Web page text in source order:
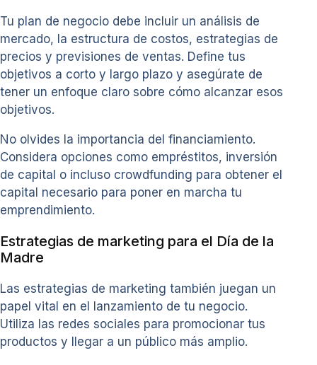
Tu plan de negocio debe incluir un análisis de
mercado, la estructura de costos, estrategias de
precios y previsiones de ventas. Define tus
objetivos a corto y largo plazo y asegúrate de
tener un enfoque claro sobre cómo alcanzar esos
objetivos.
No olvides la importancia del financiamiento.
Considera opciones como empréstitos, inversión
de capital o incluso crowdfunding para obtener el
capital necesario para poner en marcha tu
emprendimiento.
Estrategias de marketing para el Día de la
Madre
Las estrategias de marketing también juegan un
papel vital en el lanzamiento de tu negocio.
Utiliza las redes sociales para promocionar tus
productos y llegar a un público más amplio.